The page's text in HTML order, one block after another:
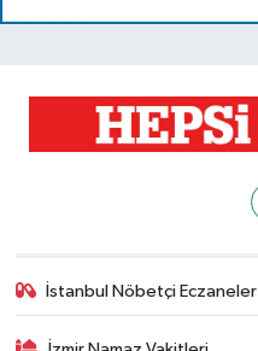
İstanbul Nöbetçi Eczaneler